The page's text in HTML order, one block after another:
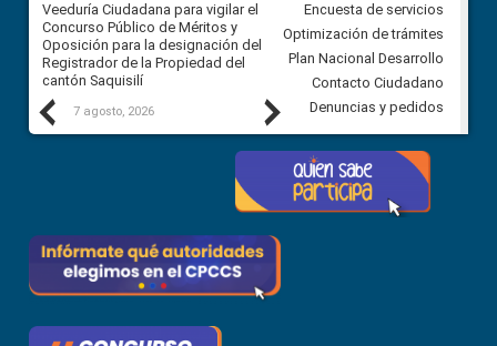
Previous
Veeduría Ciudadana para vigilar el
Concurso Público de Méritos y
Oposición para la designación del
Registrador de la Propiedad del
cantón Saquisilí
7 agosto, 2026
Veeduría Ciudadana para
construcción del asfaltado de
Ballenita del cantón Santa
7 agosto, 2026
Next
Encuesta de servicios
Optimización de trámites
Plan Nacional Desarrollo
Contacto Ciudadano
Denuncias y pedidos